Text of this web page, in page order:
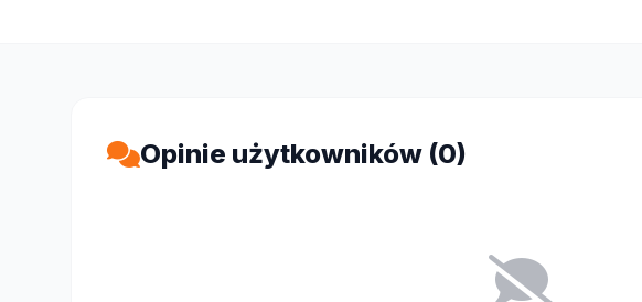
Opinie użytkowników (0)